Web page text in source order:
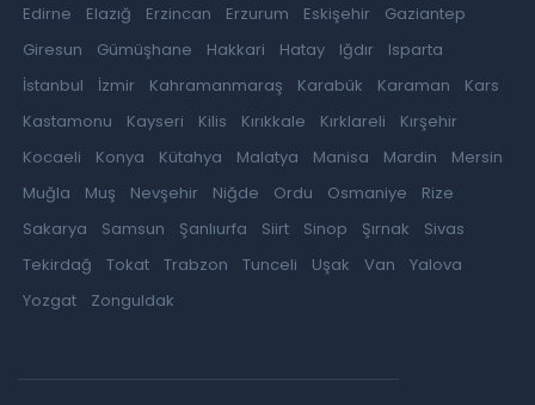
Edirne
Elazığ Erzincan Erzurum Eskişehir
Gaziantep
Giresun
Gümüşhane Hakkari Hatay Iğdır
Isparta
İstanbul
İzmir Kahramanmaraş Karabük Karaman
Kars
Kastamonu
Kayseri Kilis Kırıkkale Kırklareli
Kırşehir
Kocaeli
Konya Kütahya Malatya Manisa Mardin
Mersin
Muğla
Muş Nevşehir Niğde Ordu Osmaniye
Rize
Sakarya
Samsun Şanlıurfa Siirt Sinop Şırnak
Sivas
Tekirdağ
Tokat Trabzon Tunceli Uşak Van
Yalova
Yozgat
Zonguldak